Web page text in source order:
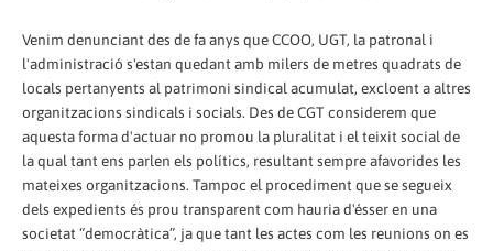
Venim denunciant des de fa anys que CCOO, UGT, la patronal i
l'administració s'estan quedant amb milers de metres quadrats de
locals pertanyents al patrimoni sindical acumulat, excloent a altres
organitzacions sindicals i socials. Des de CGT considerem que
aquesta forma d'actuar no promou la pluralitat i el teixit social de
la qual tant ens parlen els polítics, resultant sempre afavorides les
mateixes organitzacions. Tampoc el procediment que se segueix
dels expedients és prou transparent com hauria d'ésser en una
societat “democràtica”, ja que tant les actes com les reunions on es